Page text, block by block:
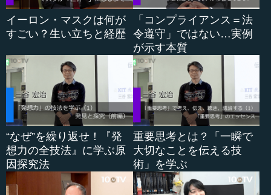
分林 知らず知らずのうちに、歴史や文化を大事にしたい
と思っていました。
―― やはり体に染みついていらっしゃる。分林さんの人
生で面白いのは、能の家元の家系にもかかわらず、就職す
るときに当時はまだ珍しかった外資系企業を選ばれたとい
うこと。それが結果として良かったのでしょう。
分林 これからの企業経営は世界規模になるだろうという
ことを、50年近く前から思っていました。当時、オリベッ
ティは7万人の従業員を抱えて、世界80数カ国に展開してい
た会社です。そこには企業経営の何らかのノウハウがある
だろうことと、もう一つ、これからITの時代が始まるだろ
イーロン・マスクは何が
すごい？生い立ちと経歴
「コンプライアンス＝法
令遵守」ではない…実例
が示す本質
“なぜ”を繰り返せ！『発
想力の全技法』に学ぶ原
因探究法
重要思考とは？「一瞬で
大切なことを伝える技
術」を学ぶ